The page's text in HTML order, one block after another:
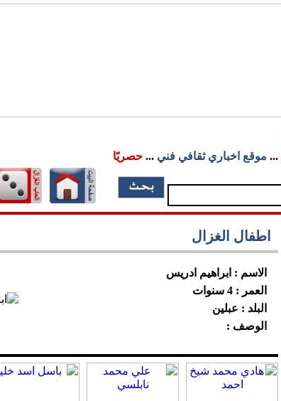
... موقع اخباري ثقافي فني ... حصريًا
اطفال الغزال
الاسم : ابراهيم ادريس
العمر : 4 سنوات
البلد : عبلين
الوصف :